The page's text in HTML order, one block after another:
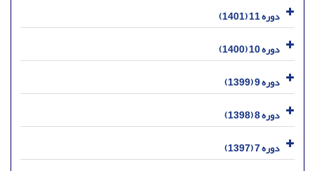
دوره 11 (1401)
دوره 10 (1400)
دوره 9 (1399)
دوره 8 (1398)
دوره 7 (1397)